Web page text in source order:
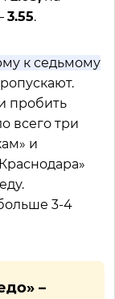
3.55.
к седьмому
пробить
всего три
и
3-4
–